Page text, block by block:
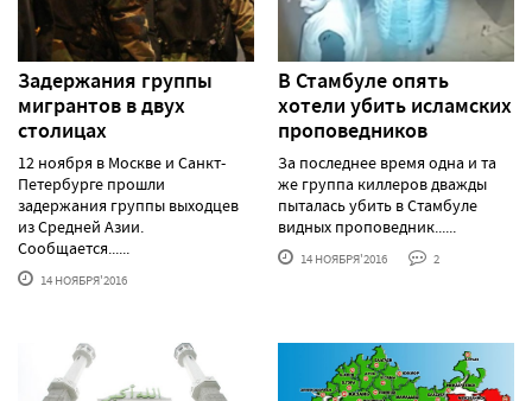
Задержания группы
мигрантов в двух
столицах
12 ноября в Москве и Санкт-
Петербурге прошли
задержания группы выходцев
из Средней Азии.
Сообщается......
14 НОЯБРЯ'2016
В Стамбуле опять
хотели убить исламских
проповедников
За последнее время одна и та
же группа киллеров дважды
пыталась убить в Стамбуле
видных проповедник......
14 НОЯБРЯ'2016 2